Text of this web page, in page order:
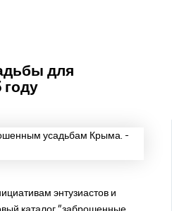
для
году
энтузиастов и